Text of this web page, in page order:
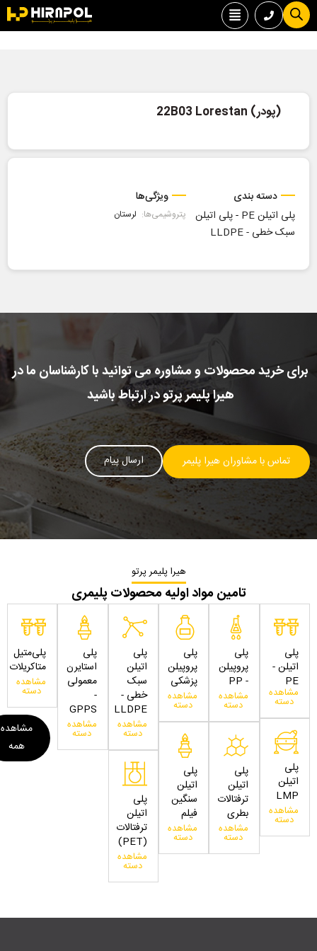
(پودر) 22B03 Lorestan
دسته بندی
پلی اتیلن PE
-پلی اتیلن
سبک خطی - LLDPE
ویژگی‌ها
پتروشیمی‌ها: لرستان
برای خرید محصولات و مشاوره می توانید با کارشناسان ما در
هیرا پلیمر پرتو در ارتباط باشید
تماس با مشاوران هیرا پلیمر ارسال پیام
هیرا پلیمر پرتو
تامین مواد اولیه محصولات پلیمری
پلی
اتیلن -
PE
مشاهده
دسته
پلی
اتیلن
LMP
مشاهده
دسته
پلی
پروپیلن
- PP
مشاهده
دسته
پلی
اتیلن
ترفتالات
بطری
مشاهده
دسته
پلی
پروپیلن
پزشکی
مشاهده
دسته
پلی
اتیلن
سنگین
فیلم
مشاهده
دسته
پلی
اتیلن
سبک
خطی -
LLDPE
مشاهده
دسته
پلی
اتیلن
ترفتالات
(PET)
مشاهده
دسته
پلی
استایرن
معمولی
-
GPPS
مشاهده
دسته
پلی‌متیل
متاکریلات
مشاهده
دسته
مشاهده
همه